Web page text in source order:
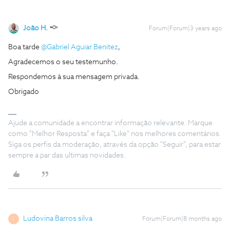
João H. Forum|Forum|3 years ago
Boa tarde @Gabriel Aguiar Benitez,
Agradecemos o seu testemunho.
Respondemos à sua mensagem privada.
Obrigado
Ajude a comunidade a encontrar informação relevante. Marque
como "Melhor Resposta" e faça "Like" nos melhores comentários.
Siga os perfis da moderação, através da opção "Seguir", para estar
sempre a par das ultimas novidades.
Ludovina Barros silva Forum|Forum|8 months ago